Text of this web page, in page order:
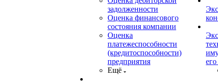
задолженности
Оценка финансового
состояния компании
Оценка
платежеспособности
(кредитоспособности)
предприятия
Ещё